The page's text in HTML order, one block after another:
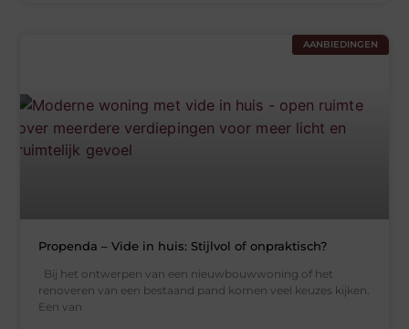
AANBIEDINGEN
Propenda – Vide in huis: Stijlvol of onpraktisch?
Bij het ontwerpen van een nieuwbouwwoning of het
renoveren van een bestaand pand komen veel keuzes kijken.
Een van